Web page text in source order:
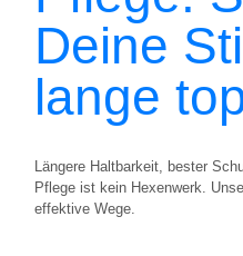
Deine
lange
Längere Haltbarkeit, bester
Pflege ist kein Hexenwerk.
effektive Wege.